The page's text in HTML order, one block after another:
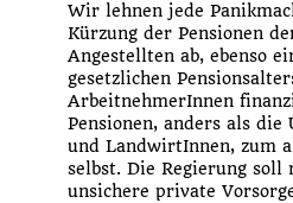
Wir lehnen jede
Kürzung der Pensionen
Angestellten ab, ebenso
gesetzlichen
ArbeitnehmerInnen
Pensionen, anders als die
und LandwirtInnen, zum
selbst. Die Regierung
unsichere private